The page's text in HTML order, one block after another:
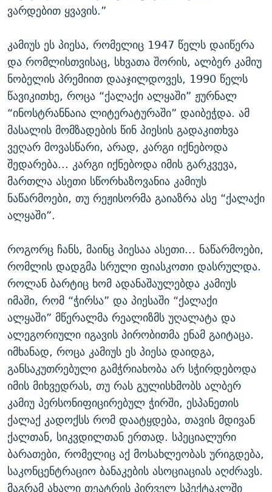
ვარდებით ყვავის.”
კამიუს ეს პიესა, რომელიც 1947 წელს დაიწერა
და რომლისთვისაც, სხვათა შორის, ალბერ კამიუ
ნობელის პრემიით დააჯილდოვეს, 1990 წელს
წავიკითხე, როცა “ქალაქი ალყაში” ჟურნალ
“ინოსტრანნაია ლიტერატურაში” დაიბეჭდა. ამ
მასალის მომზადების წინ პიესის გადაკითხვა
ვეღარ მოვასწარი, არად, კარგი იქნებოდა
შედარება... კარგი იქნებოდა იმის გარკვევა,
მართლა ასეთი სწორხაზოვანია კამიუს
ნაწარმოები, თუ რეჟისორმა გაიაზრა ასე “ქალაქი
ალყაში”.
როგორც ჩანს, მაინც პიესაა ასეთი... ნაწარმოები,
რომლის დადგმა სრული ფიასკოთი დასრულდა.
როლან ბარტიც ხომ ადანაშაულებდა კამიუს
იმაში, რომ “ჭირსა” და პიესაში “ქალაქი
ალყაში” მწერალმა რეალიზმს უღალატა და
ალეგორიული იგავის პირობითმა ენამ გაიტაცა.
იმხანად, როცა კამიუს ეს პიესა დაიდგა,
განსაკუთრებული გამჭრიახობა არ სჭირდებოდა
იმის მიხვედრას, თუ რას გულისხმობს ალბერ
კამიუ პერსონიფიცირებულ ჭირში, ესპანეთის
ქალაქ კადოქსს რომ დაატყდება, თავის მდივან
ქალთან, სიკვდილთან ერთად. სპეციალური
ბარათები, რომელიც აქ მოსახლეობას ურიგდება,
საკონცენტრაციო ბანაკების ასოციაციას აღძრავს.
მაგრამ ახალი თეატრის პირველ სპექტაკლში